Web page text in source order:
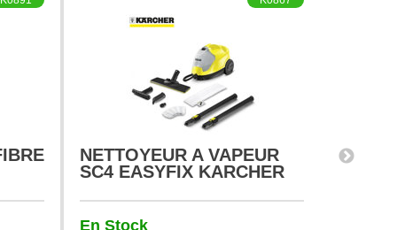
NETTOYEUR A VAPEUR
SC4 EASYFIX KARCHER
En Stock